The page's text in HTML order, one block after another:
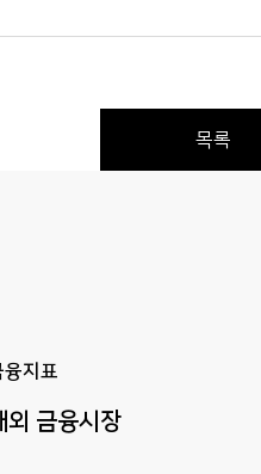
목록
융지표
외 금융시장